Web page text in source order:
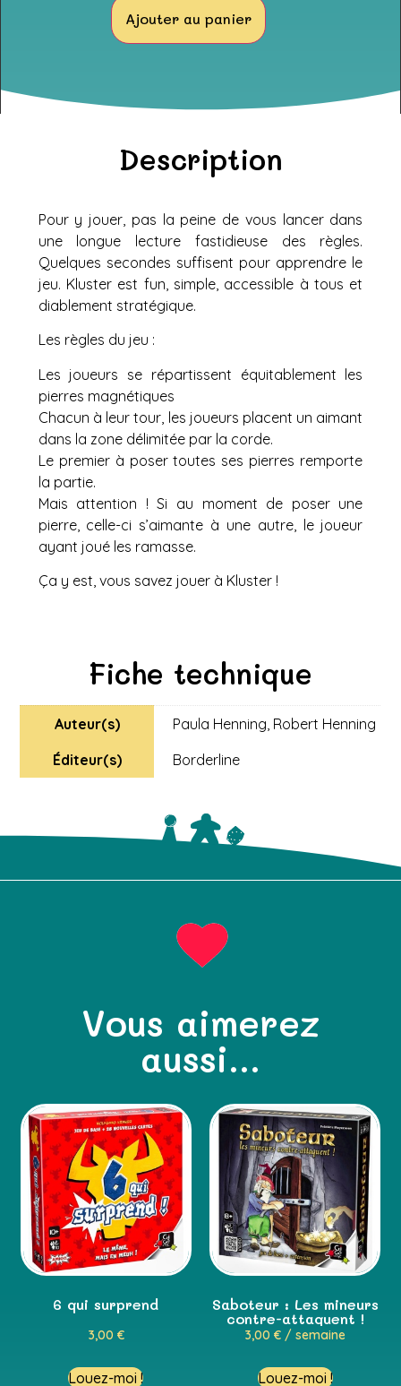
Ajouter au panier
Description
Pour y jouer, pas la peine de vous lancer dans
une longue lecture fastidieuse des règles.
Quelques secondes suffisent pour apprendre le
jeu. Kluster est fun, simple, accessible à tous et
diablement stratégique.
Les règles du jeu :
Les joueurs se répartissent équitablement les
pierres magnétiques
Chacun à leur tour, les joueurs placent un aimant
dans la zone délimitée par la corde.
Le premier à poser toutes ses pierres rem­porte
la partie.
Mais atten­tion ! Si au moment de poser une
pierre, celle-ci s’ai­mante à une autre, le joueur
ayant joué les ramasse.
Ça y est, vous savez jouer à Klus­ter !
Fiche technique
Auteur(s) Paula Henning Robert Henning
Éditeur(s)
Borderline
Vous aimerez
aussi...
6 qui surprend
3,00 €
Louez-moi !
Saboteur : Les mineurs
contre-attaquent !
3,00€ / semaine
Louez-moi !